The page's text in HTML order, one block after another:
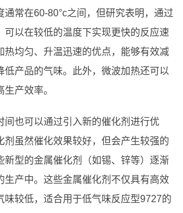
通常在60-80°c之间，但研究表明，通过
可以在较低的温度下实现更快的反应速
热均匀、升温迅速的优点，能够有效减
低产品的气味。此外，微波加热还可以
产效率。
间也可以通过引入新的催化剂进行优
剂虽然催化效果较好，但会产生较强的
新型的金属催化剂（如锡、锌等）逐渐
生产中。这些金属催化剂不仅具有高效
味较低，适合用于低气味反应型9727的